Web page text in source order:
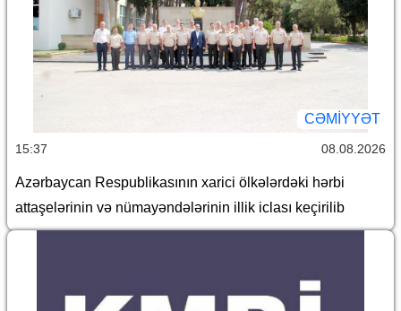
CƏMİYYƏT
15:37 08.08.2026
Azərbaycan Respublikasının xarici ölkələrdəki hərbi
attaşelərinin və nümayəndələrinin illik iclası keçirilib